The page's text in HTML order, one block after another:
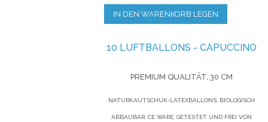
IN DEN WARENKORB LEGEN
10 LUFTBALLONS - CAPUCCINO
PREMIUM QUALITÄT, 30 CM
NATURKAUTSCHUK-LATEXBALLONS, BIOLOGISCH
ABBAUBAR, CE WARE, GETESTET UND FREI VON